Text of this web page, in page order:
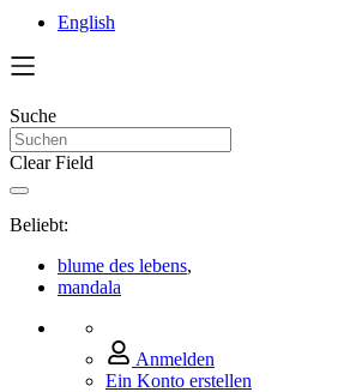
English
Suche
Clear Field
Beliebt:
blume des lebens,
mandala
Anmelden
Ein Konto erstellen